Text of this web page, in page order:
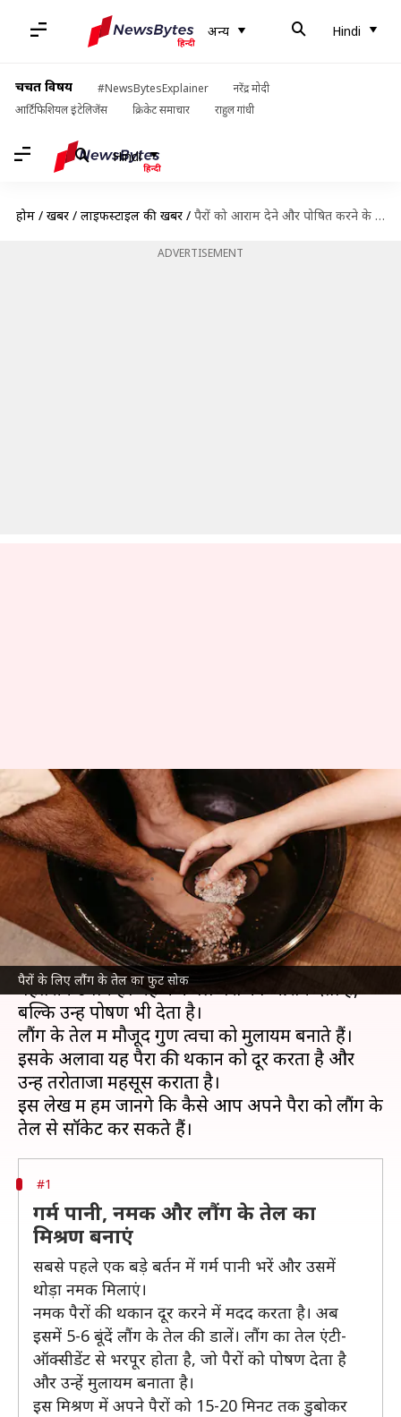
अन्य Hindi
चर्चित विषय #NewsBytesExplainer
नरेंद्र मोदी
आर्टिफिशियल इंटेलिजेंस
क्रिकेट समाचार राहुल गांधी
Hindi
होम / खबरें / लाइफस्टाइल की खबरें / पैरों को आराम देने और पोषित करने के लिए बनाएं लौंग के तेल का फुट सोक
ADVERTISEMENT
पैरों के लिए लौंग के तेल का फुट सोक
पैरों को आराम देने और पोषित करने
के लिए बनाएं लौंग के तेल का फुट
सोक
अंजली Jul 09, 2026 05:21 pm
क्या है खबर?
पैरों की देखभाल के लिए लौंग के तेल का इस्तेमाल एक
बेहतरीन उपाय है। यह न केवल पैरों को आराम देता है,
बल्कि उन्हें पोषण भी देता है।
लौंग के तेल में मौजूद गुण त्वचा को मुलायम बनाते हैं।
इसके अलावा यह पैरों की थकान को दूर करता है और
उन्हें तरोताजा महसूस कराता है।
इस लेख में हम जानेंगे कि कैसे आप अपने पैरों को लौंग के
#1
गर्म पानी, नमक और लौंग के तेल का
मिश्रण बनाएं
सबसे पहले एक बड़े बर्तन में गर्म पानी भरें और उसमें
थोड़ा नमक मिलाएं।
नमक पैरों की थकान दूर करने में मदद करता है। अब
इसमें 5-6 बूंदें लौंग के तेल की डालें। लौंग का तेल एंटी-
ऑक्सीडेंट से भरपूर होता है, जो पैरों को पोषण देता है
और उन्हें मुलायम बनाता है।
इस मिश्रण में अपने पैरों को 15-20 मिनट तक डुबोकर